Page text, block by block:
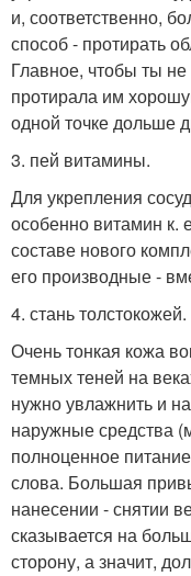
и, соответственно,
способ - протирать
Главное, чтобы ты
протирала им
одной точке дольше
3. пей витамины.
Для укрепления
особенно витамин к.
составе нового
его производные -
4. стань толстокожей.
Очень тонкая кожа
темных теней на
нужно увлажнить и
наружные средства
полноценное
слова. Большая
нанесении - снятии
сказывается на
сторону, а значит,